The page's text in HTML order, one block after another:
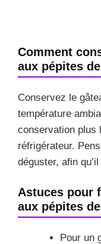
Comment
aux pépites
Conservez le
température
conservation plus
réfrigérateur.
déguster, afin
Astuces pour
aux pépites
Pour un